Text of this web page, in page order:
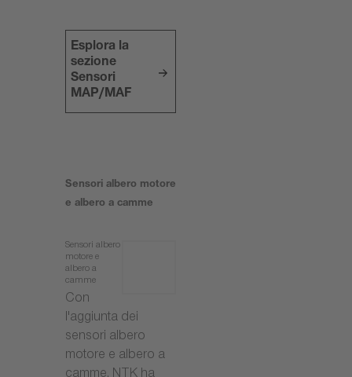
Esplora la
sezione
Sensori
MAP/MAF
Sensori albero motore
e albero a camme
Sensori albero
motore e
albero a
camme
Con
l'aggiunta dei
sensori albero
motore e albero a